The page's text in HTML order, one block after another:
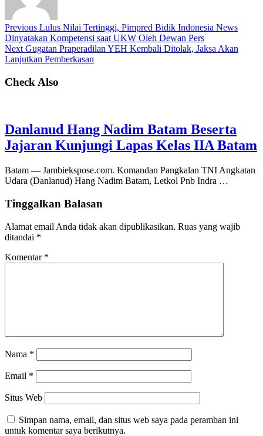
Previous Lulus Nilai Tertinggi, Pimpred Bidik Indonesia News
Dinyatakan Kompetensi saat UKW Oleh Dewan Pers
Next Gugatan Praperadilan YEH Kembali Ditolak, Jaksa Akan
Lanjutkan Pemberkasan
Check Also
Danlanud Hang Nadim Batam Beserta
Jajaran Kunjungi Lapas Kelas IIA Batam
Batam — Jambiekspose.com. Komandan Pangkalan TNI Angkatan
Udara (Danlanud) Hang Nadim Batam, Letkol Pnb Indra …
Tinggalkan Balasan
Alamat email Anda tidak akan dipublikasikan. Ruas yang wajib
ditandai *
Komentar *
Nama *
Email *
Situs Web
Simpan nama, email, dan situs web saya pada peramban ini
untuk komentar saya berikutnya.